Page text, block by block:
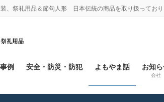
祭礼用品＆節句人形 日本伝統の商品を取り扱っており
例 安全・防災・防犯 よもやま話 お知
会社